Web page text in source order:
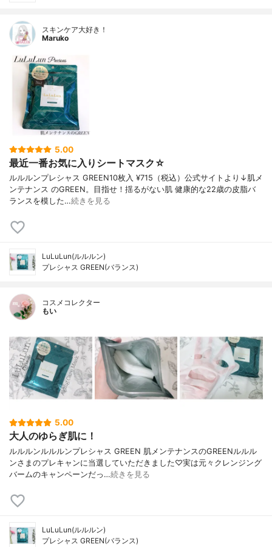
スキンケア大好き！
Maruko
5.00
最近一番お気に入りシートマスク☆
ルルルンプレシャス GREEN10枚入 ¥715（税込）公式サイトより↓肌メ
ンテナンス のGREEN。目指せ！揺るがない肌 健康的な22歳の皮脂バ
ランスを模した…続きを見る
LuLuLun(ルルルン)
プレシャス GREEN(バランス)
コスメコレクター
もい
5.00
大人のゆらぎ肌に！
ルルルンルルルンプレシャス GREEN 肌メンテナンスのGREENルルル
ンさまのプレキャンに当選していただきました♡実は元々クレンジング
バームのキャンペーンだっ…続きを見る
LuLuLun(ルルルン)
プレシャス GREEN(バランス)